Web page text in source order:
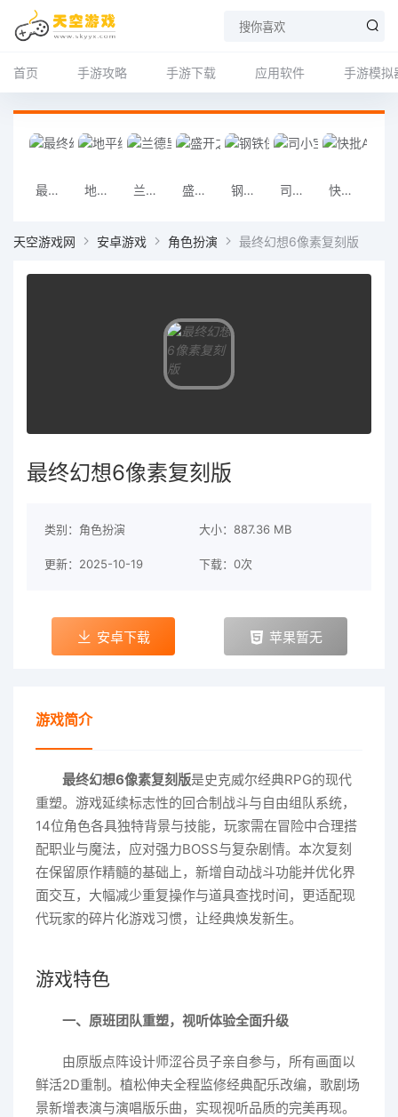
首页 手游攻略 手游下载 应用软件 手游模拟
最终幻想6像素复刻版 地平线4 兰德里纳河初代 盛开之歌 钢铁侠3手游 司小宝 快批App
天空游戏网 安卓游戏 角色扮演 最终幻想6像素复刻版
最终幻想6像素复刻版
类别：角色扮演 大小：887.36 MB
更新：2025-10-19 下载：0次
安卓下载 苹果暂无
游戏简介
最终幻想6像素复刻版是史克威尔经典RPG的现代
重塑。游戏延续标志性的回合制战斗与自由组队系统，
14位角色各具独特背景与技能，玩家需在冒险中合理搭
配职业与魔法，应对强力BOSS与复杂剧情。本次复刻
在保留原作精髓的基础上，新增自动战斗功能并优化界
面交互，大幅减少重复操作与道具查找时间，更适配现
代玩家的碎片化游戏习惯，让经典焕发新生。
游戏特色
一、原班团队重塑，视听体验全面升级
由原版点阵设计师涩谷员子亲自参与，所有画面以
鲜活2D重制。植松伸夫全程监修经典配乐改编，歌剧场
景新增表演与演唱版乐曲，实现视听品质的完美再现。